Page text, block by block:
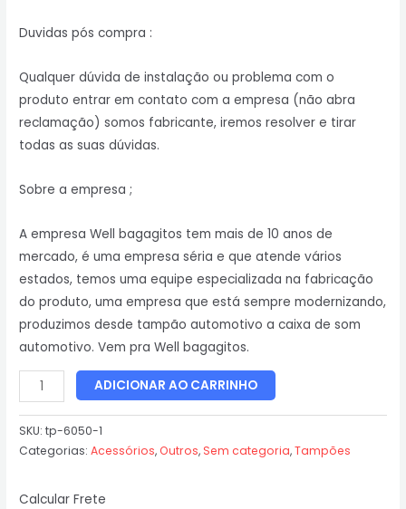
Duvidas pós compra :
Qualquer dúvida de instalação ou problema com o
produto entrar em contato com a empresa (não abra
reclamação) somos fabricante, iremos resolver e tirar
todas as suas dúvidas.
Sobre a empresa ;
A empresa Well bagagitos tem mais de 10 anos de
mercado, é uma empresa séria e que atende vários
estados, temos uma equipe especializada na fabricação
do produto, uma empresa que está sempre modernizando,
produzimos desde tampão automotivo a caixa de som
automotivo. Vem pra Well bagagitos.
ADICIONAR AO CARRINHO
SKU:tp-6050-1
Categorias:Acessórios,Outros, Sem categoria,Tampões
Calcular Frete